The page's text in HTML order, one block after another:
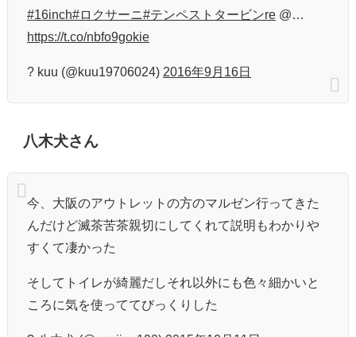
#16inch#ロクサーニ#テンペストタービンre @…
https://t.co/nbfo9gokie
? kuu (@kuu19706024) 2016年9月16日
八木犬さん
今、大阪のアウトレットの方のマルゼン行ってきた
んだけど滅茶苦茶親切にしてくれて説明もわかりや
すくて凄かった
そしてトイレが綺麗だしそれ以外にも色々細かいと
ころに気を使っててびっくりした